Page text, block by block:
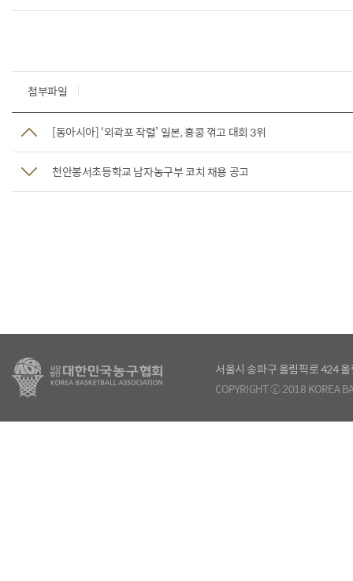
첨부파일
[동아시아] ‘외곽포 작렬’ 일본, 홍콩 꺾고 대회 3위
천안봉서초등학교 남자농구부 코치 채용 공고
서울시 송파구 올림픽로 424
COPYRIGHT ⓒ 2018 KOREA